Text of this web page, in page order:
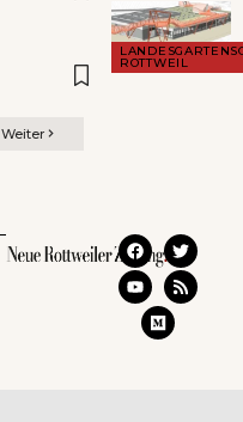
ROTTWEIL
Weiter